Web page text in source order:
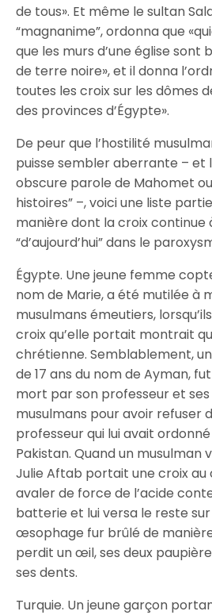
de tous». Et même le sultan
“magnanime”, ordonna que
que les murs d’une église sont
de terre noire», et il donna
toutes les croix sur les dômes
des provinces d’Égypte».
De peur que l’hostilité
puisse sembler aberrante – et
obscure parole de Mahomet ou
histoires” –, voici une liste
manière dont la croix continue
“d’aujourd’hui” dans le
Égypte. Une jeune femme
nom de Marie, a été mutilée à
musulmans émeutiers,
croix qu’elle portait montrait
chrétienne. Semblablement,
de 17 ans du nom de Ayman,
mort par son professeur et
musulmans pour avoir refuser
professeur qui lui avait
Pakistan. Quand un musulman
Julie Aftab portait une croix au
avaler de force de l’acide
batterie et lui versa le reste sur
œsophage fur brûlé de
perdit un œil, ses deux
ses dents.
Turquie. Un jeune garçon